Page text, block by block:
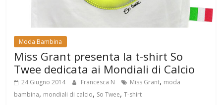
Moda Bambina
Miss Grant presenta la t-shirt So
Twee dedicata ai Mondiali di Calcio
24 Giugno 2014 Francesca N Miss Grant, moda
bambina, mondiali di calcio, So Twee,T-shirt